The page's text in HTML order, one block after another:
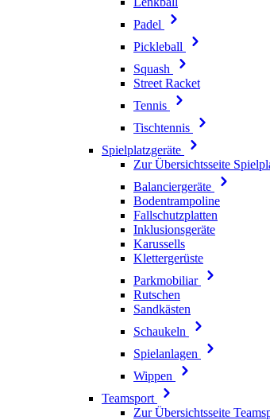
Padel
Pickleball
Squash
Street Racket
Tennis
Tischtennis
Spielplatzgeräte
Zur Übersichtsseite
Balanciergeräte
Bodentrampoline
Fallschutzplatten
Inklusionsgeräte
Karussells
Klettergerüste
Parkmobiliar
Rutschen
Sandkästen
Schaukeln
Spielanlagen
Wippen
Teamsport
Zur Übersichtsseite